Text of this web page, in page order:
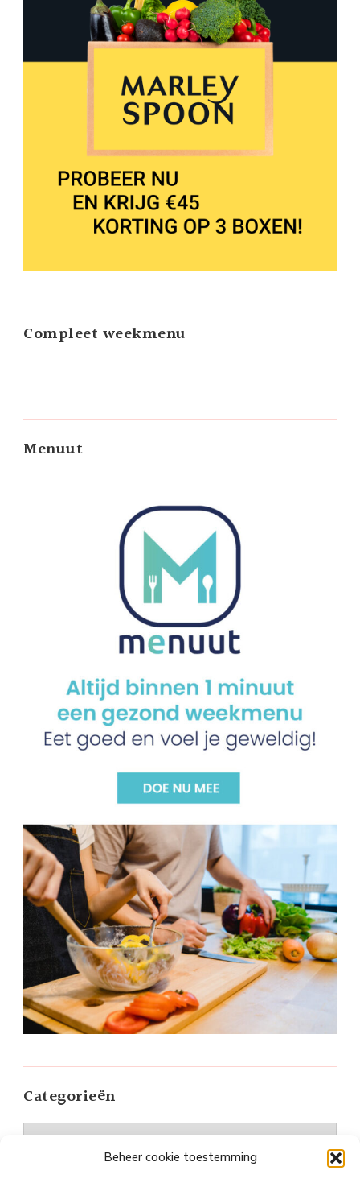
Beheer cookie toestemming
Compleet weekmenu
Menuut
Categorieën
Categorieën